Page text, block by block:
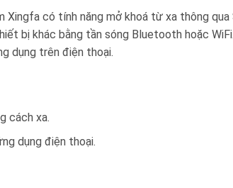
Xingfa có tính năng mở khoá từ xa thông
bị khác bằng tần sóng Bluetooth hoặc
dụng trên điện thoại.
cách xa.
dụng điện thoại.